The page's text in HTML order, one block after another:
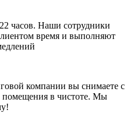
часов. Наши сотрудники
время и выполняют
компании вы снимаете с
помещения в чистоте. Мы